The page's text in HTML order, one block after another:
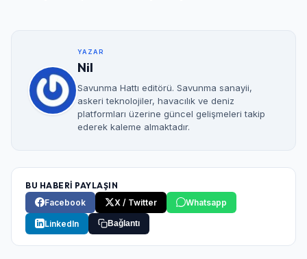
YAZAR
Nil
Savunma Hattı editörü. Savunma sanayii,
askeri teknolojiler, havacılık ve deniz
platformları üzerine güncel gelişmeleri takip
ederek kaleme almaktadır.
BU HABERİ PAYLAŞIN
Facebook
X / Twitter Whatsapp
LinkedIn Bağlantı